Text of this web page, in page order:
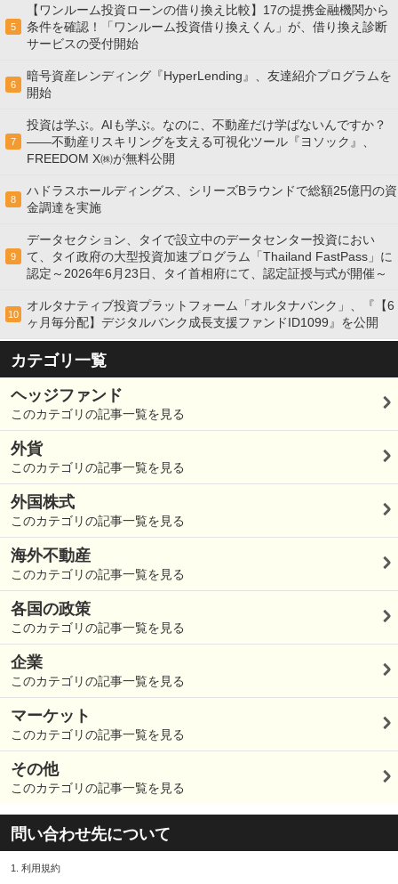
5
【ワンルーム投資ローンの借り換え比較】17の提携金融機関から
条件を確認！「ワンルーム投資借り換えくん」が、借り換え診断
サービスの受付開始
6
暗号資産レンディング『HyperLending』、友達紹介プログラムを
開始
7
投資は学ぶ。AIも学ぶ。なのに、不動産だけ学ばないんですか？
——不動産リスキリングを支える可視化ツール『ヨソック』、
FREEDOM X㈱が無料公開
8
ハドラスホールディングス、シリーズBラウンドで総額25億円の資
金調達を実施
9
データセクション、タイで設立中のデータセンター投資におい
て、タイ政府の大型投資加速プログラム「Thailand FastPass」に
認定～2026年6月23日、タイ首相府にて、認定証授与式が開催～
10
オルタナティブ投資プラットフォーム「オルタナバンク」、『【6
ヶ月毎分配】デジタルバンク成長支援ファンドID1099』を公開
カテゴリ一覧
ヘッジファンド
このカテゴリの記事一覧を見る
外貨
このカテゴリの記事一覧を見る
外国株式
このカテゴリの記事一覧を見る
海外不動産
このカテゴリの記事一覧を見る
各国の政策
このカテゴリの記事一覧を見る
企業
このカテゴリの記事一覧を見る
マーケット
このカテゴリの記事一覧を見る
その他
このカテゴリの記事一覧を見る
問い合わせ先について
1. 利用規約